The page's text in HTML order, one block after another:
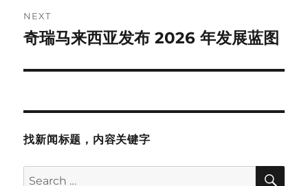
NEXT
Next
奇瑞马来西亚发布 2026 年发展蓝图
找新闻标题，内容关键字
Search